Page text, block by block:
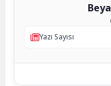
Yazı Sayısı